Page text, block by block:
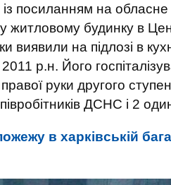
із посиланням на обласне
житловому будинку в
виявили на підлозі в
р.н. Його
руки другого
ДСНС і 2
в харківській